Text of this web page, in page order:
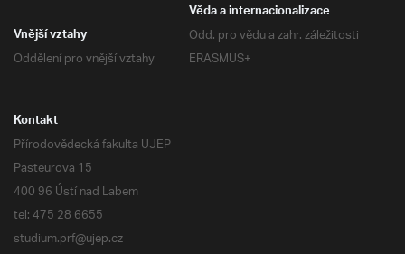
Věda a internacionalizace
Odd. pro vědu a zahr. záležitosti
ERASMUS+
Vnější vztahy
Oddělení pro vnější vztahy
Kontakt
Přírodovědecká fakulta UJEP
Pasteurova 15
400 96 Ústí nad Labem
tel: 475 28 6655
studium.prf@ujep.cz